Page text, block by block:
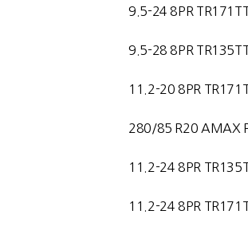
9.5-24 8PR
9.5-28 8PR
11.2-20 8PR
280/85 R20 AMAX
11.2-24 8PR
11.2-24 8PR